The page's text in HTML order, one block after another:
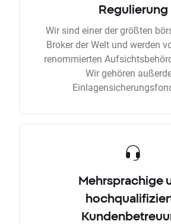
Regulierung
Wir sind einer der größten
Broker der Welt und werden
renommierten
Wir gehören
Mehrsprachige